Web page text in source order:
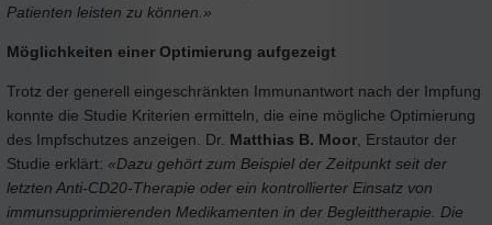
Patienten leisten zu können.»
Möglichkeiten einer Optimierung aufgezeigt
Trotz der generell eingeschränkten Immunantwort nach der Impfung
konnte die Studie Kriterien ermitteln, die eine mögliche Optimierung
des Impfschutzes anzeigen. Dr. Matthias B. Moor , Erstautor der
Studie erklärt: «Dazu gehört zum Beispiel der Zeitpunkt seit der
letzten Anti-CD20-Therapie oder ein kontrollierter Einsatz von
immunsupprimierenden Medikamenten in der Begleittherapie. Die